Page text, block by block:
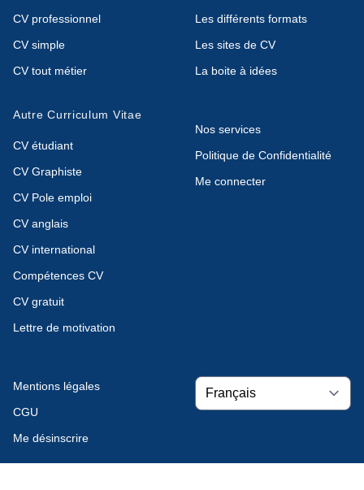
CV professionnel
CV simple
CV tout métier
Les différents formats
Les sites de CV
La boite à idées
Autre Curriculum Vitae
CV étudiant
CV Graphiste
CV Pole emploi
CV anglais
CV international
Compétences CV
CV gratuit
Lettre de motivation
Nos services
Politique de Confidentialité
Me connecter
Mentions légales
CGU
Me désinscrire